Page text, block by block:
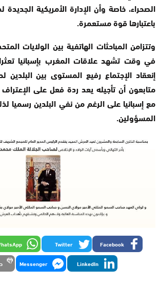
الصحراء، خاصة وأن الإدارة الأمريكية
باعتبارها قوة مستعمرة.
وتتزامن المباحثات الهاتفية بين الولايات
في وقت تشهد علاقات المغرب بإسبانيا
إنعقاد الإجتماع رفيع المستوى بين البلدين
متابعون أن تأجيله يعد ردة فعل على
مع إسبانيا على الرغم من نفي البلدين رسميا
المسؤولين.
Facebook
Twitter
LinkedIn
Messenger